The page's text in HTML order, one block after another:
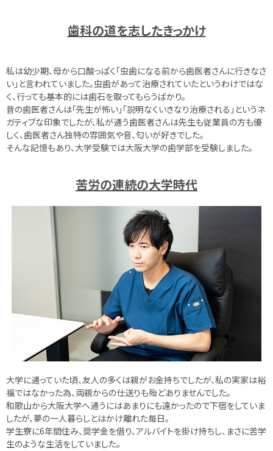
歯科の道を志したきっかけ
私は幼少期、母から口酸っぱく「虫歯になる前から歯医者さんに行きなさ
い」と言われていました。虫歯があって治療されていたというわけではな
く、行っても基本的には歯石を取ってもらうばかり。
昔の歯医者さんは「先生が怖い」「説明なくいきなり治療される」というネ
ガティブな印象でしたが、私が通う歯医者さんは先生も従業員の方も優
しく、歯医者さん独特の雰囲気や音、匂いが好きでした。
そんな記憶もあり、大学受験では大阪大学の歯学部を受験しました。
苦労の連続の大学時代
大学に通っていた頃、友人の多くは親がお金持ちでしたが、私の実家は裕
福ではなかった為、両親からの仕送りも殆どありませんでした。
和歌山から大阪大学へ通うにはあまりにも遠かったので下宿をしていま
したが、夢の一人暮らしとはかけ離れた毎日。
学生寮に6年間住み、奨学金を借り、アルバイトを掛け持ちし、まさに苦学
生のような生活をしていました。